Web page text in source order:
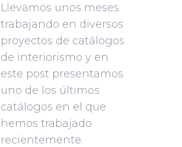
Llevamos unos meses
trabajando en diversos
proyectos de catálogos
de interiorismo y en
este post presentamos
uno de los últimos
catálogos en el que
hemos trabajado
recientemente.